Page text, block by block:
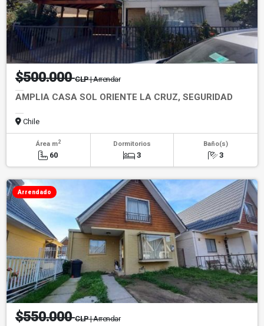
$500.000CLP| Arrendar
AMPLIA CASA SOL ORIENTE LA CRUZ, SEGURIDAD
Chile
Área m2
60
Dormitorios
3
Baño(s)
3
Arrendado
$550.000CLP| Arrendar